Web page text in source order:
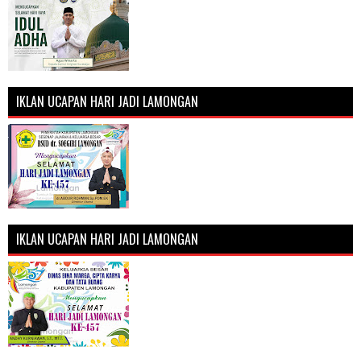
IKLAN UCAPAN HARI JADI LAMONGAN
IKLAN UCAPAN HARI JADI LAMONGAN